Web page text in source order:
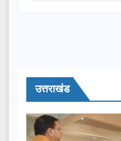
उत्तराखंड